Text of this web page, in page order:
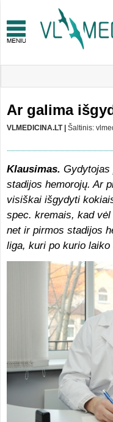
Ar galima
VLMEDICINA.LT | Šaltinis:
Klausimas. Gydytojas
stadijos hemorojų. Ar
visiškai išgydyti
spec. kremais, kad
net ir pirmos stadijos
liga, kuri po kurio laiko